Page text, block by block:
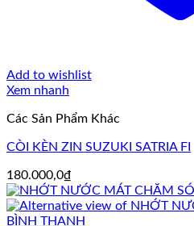
Add to wishlist
Xem nhanh
Các Sản Phẩm Khác
CÒI KÈN ZIN SUZUKI SATRIA FI
180.000,0₫